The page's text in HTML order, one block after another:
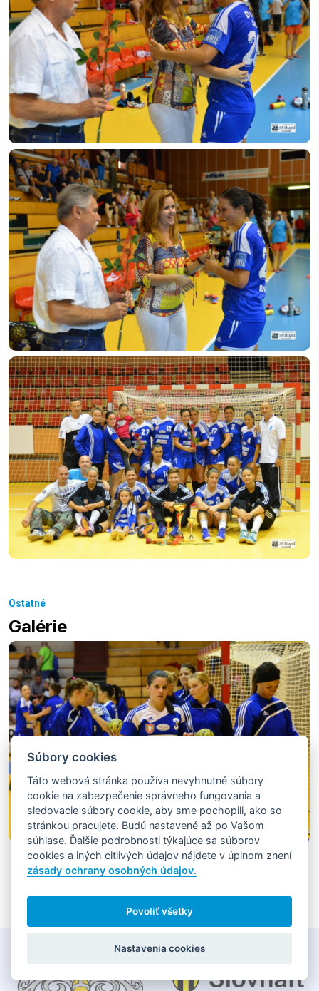
Ostatné
Galérie
Súbory cookies
Táto webová stránka používa nevyhnutné súbory
cookie na zabezpečenie správneho fungovania a
sledovacie súbory cookie, aby sme pochopili, ako so
stránkou pracujete. Budú nastavené až po Vašom
súhlase. Ďalšie podrobnosti týkajúce sa súborov
cookies a iných citlivých údajov nájdete v úplnom znení
zásady ochrany osobných údajov.
Povoliť všetky
Nastavenia cookies